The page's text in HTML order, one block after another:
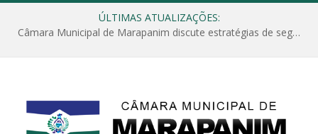
ÚLTIMAS ATUALIZAÇÕES:
Câmara Municipal de Marapanim discute estratégias de segurança com autoridades e poder executivo